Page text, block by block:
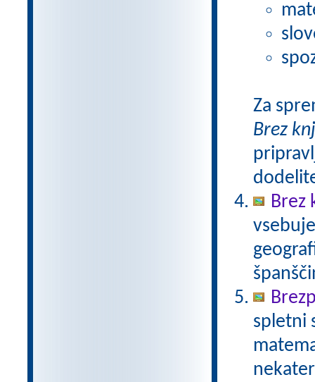
Za
Brez
Brez
spletni